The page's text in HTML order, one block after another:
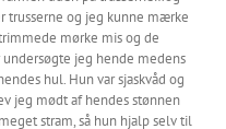
trusserne og jeg kunne mærke
mørke mis og de
jeg hende medens
hul. Hun var sjaskvåd og
jeg mødt af hendes stønnen
stram, så hun hjalp selv til